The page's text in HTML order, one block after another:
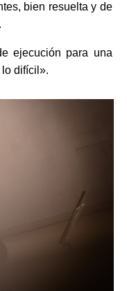
bien resuelta y de
ejecución para una
difícil».